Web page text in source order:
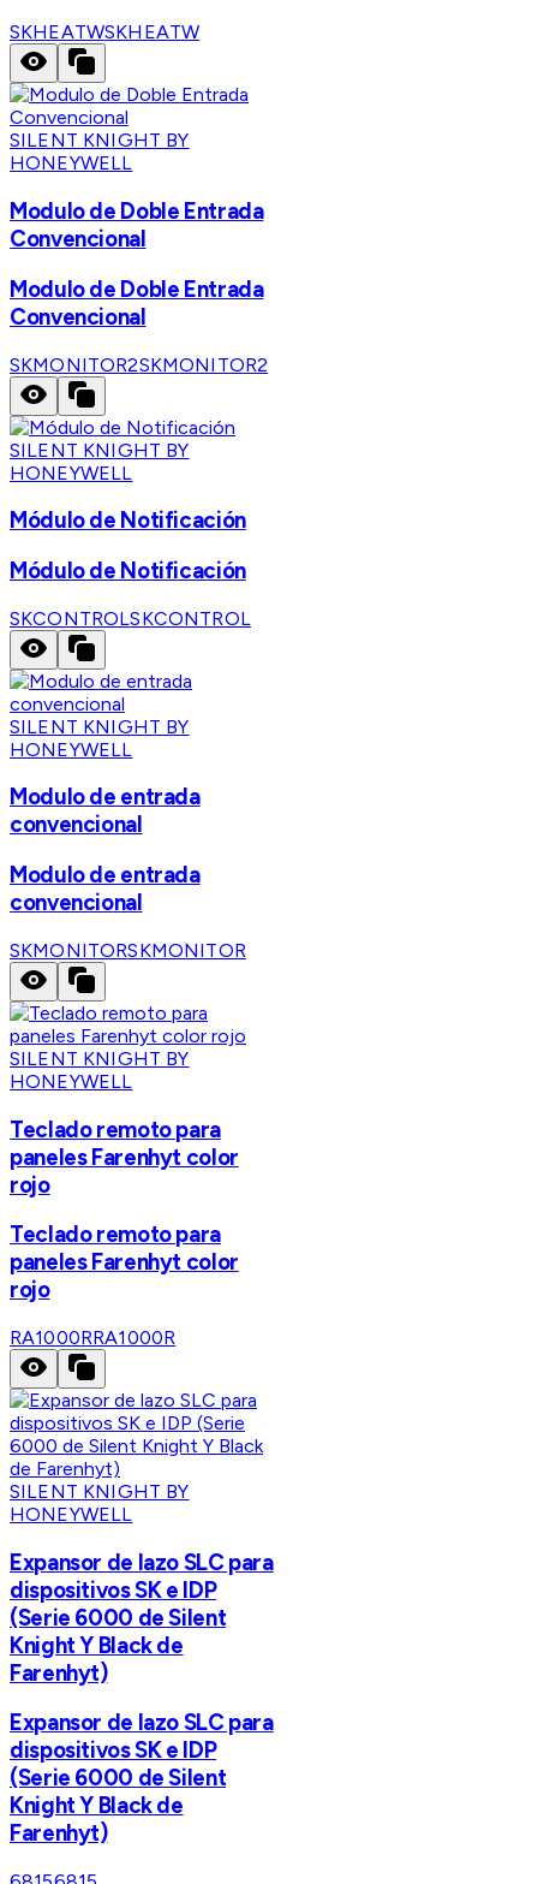
SKHEATWSKHEATW
SILENT KNIGHT BY
HONEYWELL
Modulo de Doble Entrada
Convencional
Modulo de Doble Entrada
Convencional
SKMONITOR2SKMONITOR2
SILENT KNIGHT BY
HONEYWELL
Módulo de Notificación
Módulo de Notificación
SKCONTROLSKCONTROL
SILENT KNIGHT BY
HONEYWELL
Modulo de entrada
convencional
Modulo de entrada
convencional
SKMONITORSKMONITOR
SILENT KNIGHT BY
HONEYWELL
Teclado remoto para
paneles Farenhyt color
rojo
Teclado remoto para
paneles Farenhyt color
rojo
RA1000RRA1000R
SILENT KNIGHT BY
HONEYWELL
Expansor de lazo SLC para
dispositivos SK e IDP
(Serie 6000 de Silent
Knight Y Black de
Farenhyt)
Expansor de lazo SLC para
dispositivos SK e IDP
(Serie 6000 de Silent
Knight Y Black de
Farenhyt)